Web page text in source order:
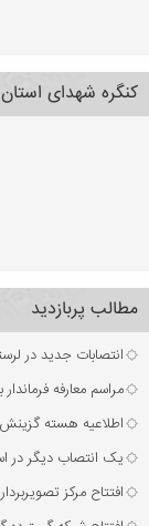
کنگره شهدای
مطالب پربازدید
انتصابات جدید در
مراسم معارفه
اطلاعیه هسته گزینش
یک انتصاب دیگر در
افتتاح مرکز